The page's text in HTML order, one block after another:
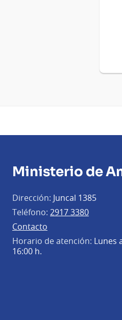
Ministerio de
Dirección: Juncal 1385
Teléfono: 2917 3380
Contacto
Horario de atención: Lunes
16:00 h.